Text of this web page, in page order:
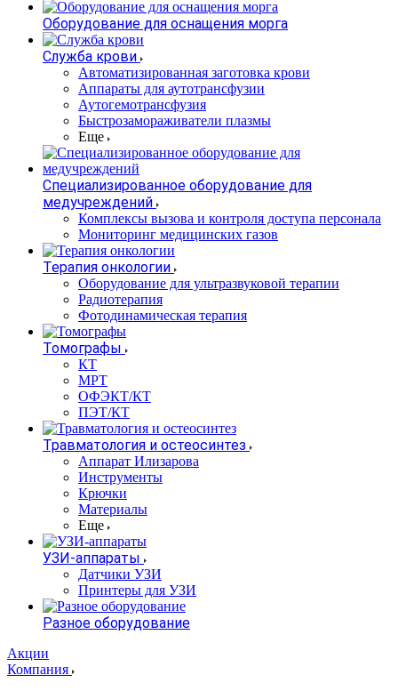
Оборудование для оснащения морга
Служба крови
Автоматизированная заготовка крови
Аппараты для аутотрансфузии
Аутогемотрансфузия
Быстрозамораживатели плазмы
Еще
Специализированное оборудование для
медучреждений
Комплексы вызова и контроля доступа персонала
Мониторинг медицинских газов
Терапия онкологии
Оборудование для ультразвуковой терапии
Радиотерапия
Фотодинамическая терапия
Томографы
КТ
МРТ
ОФЭКТ/КТ
ПЭТ/КТ
Травматология и остеосинтез
Аппарат Илизарова
Инструменты
Крючки
Материалы
Еще
УЗИ-аппараты
Датчики УЗИ
Принтеры для УЗИ
Разное оборудование
Акции
Компания